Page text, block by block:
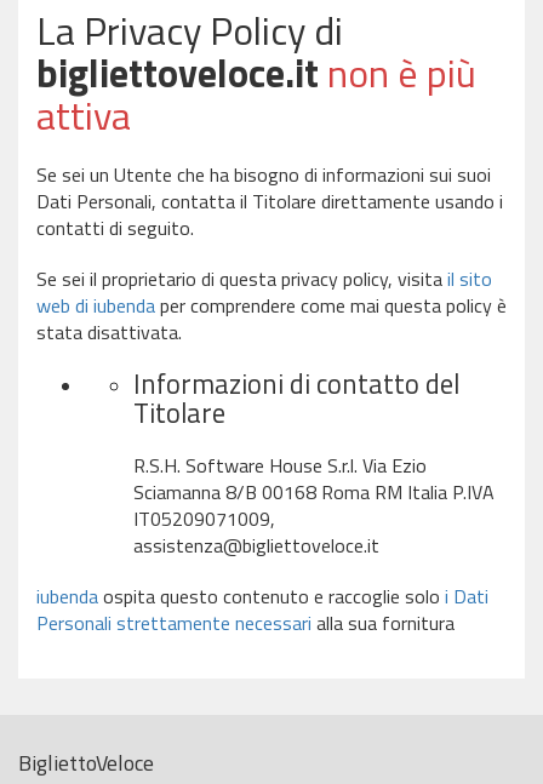
La Privacy Policy di
bigliettoveloce.it non è più
attiva
Se sei un Utente che ha bisogno di informazioni sui suoi
Dati Personali, contatta il Titolare direttamente usando i
contatti di seguito.
Se sei il proprietario di questa privacy policy, visitail sito
web di iubendaper comprendere come mai questa policy è
stata disattivata.
Informazioni di contatto del
Titolare
R.S.H. Software House S.r.l. Via Ezio
Sciamanna 8/B 00168 Roma RM Italia P.IVA
IT05209071009,
assistenza@bigliettoveloce.it
iubendaospita questo contenuto e raccoglie solo i Dati
Personali strettamente necessari alla sua fornitura
BigliettoVeloce